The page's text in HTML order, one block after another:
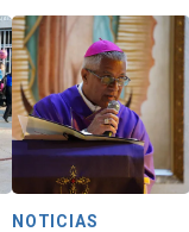
NOTICIAS